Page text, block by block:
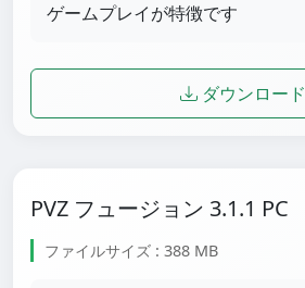
ゲームプレイが特徴です
ダウンロード
PVZ フュージョン 3.1.1 PC
ファイルサイズ : 388 MB